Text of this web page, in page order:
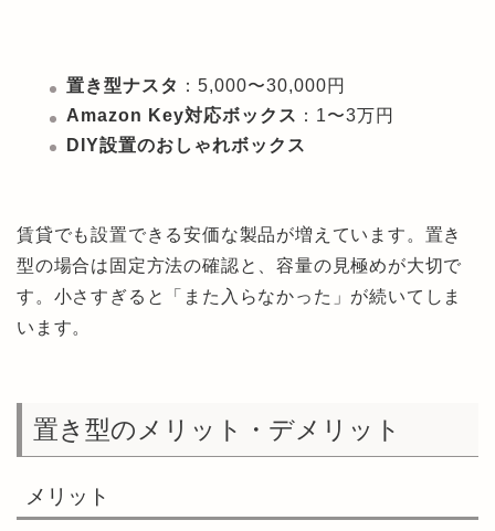
置き型ナスタ ：5,000〜30,000円
Amazon Key対応ボックス ：1〜3万円
DIY設置のおしゃれボックス
賃貸でも設置できる安価な製品が増えています。置き
型の場合は固定方法の確認と、容量の見極めが大切で
す。小さすぎると「また入らなかった」が続いてしま
います。
置き型のメリット・デメリット
メリット